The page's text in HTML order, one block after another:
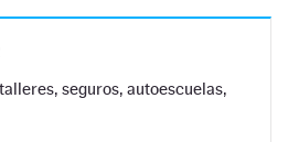
seguros, autoescuelas,